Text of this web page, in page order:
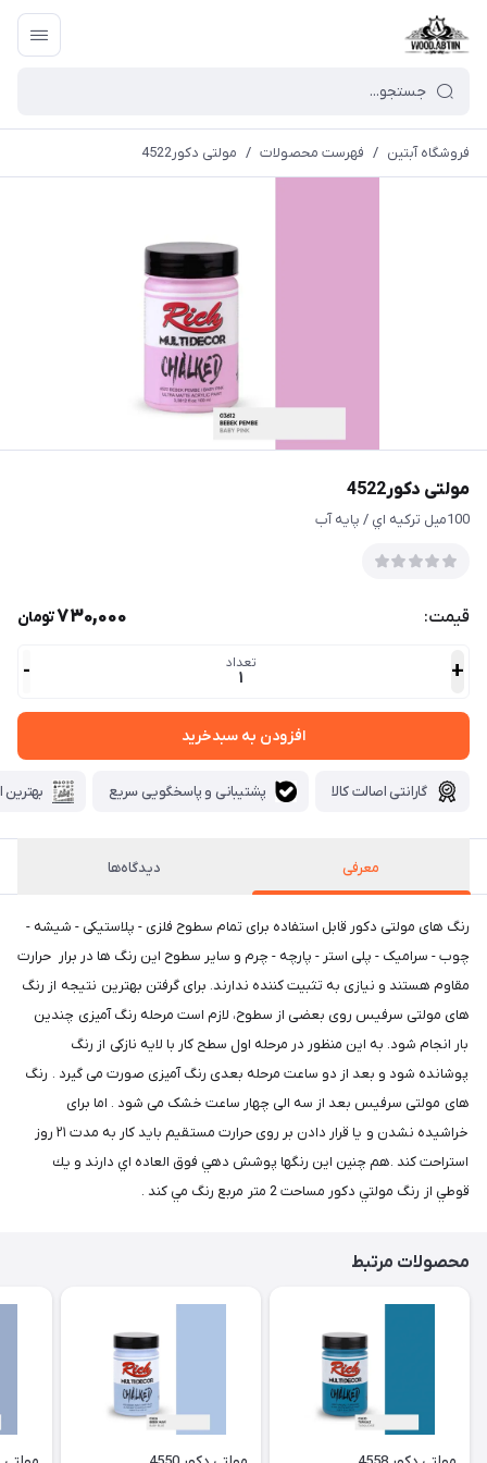
فروشگاه آبتین / فهرست محصولات / مولتی دکور4522
مولتی دکور4522
100ميل تركيه اي / پايه آب
قیمت: 730,000تومان
+ تعداد
1
-
افزودن به سبدخرید
گارانتی اصالت کالا پشتیبانی و پاسخگویی سریع بهترین
معرفی دیدگاه‌ها
رنگ های مولتی دكور قابل استفاده برای تمام سطوح فلزی - پلاستیکی - شیشه -
چوب - سرامیک - پلی استر - پارچه - چرم و سایر سطوح این رنگ ها در برار حرارت
مقاوم هستند و نیازی به تثبیت کننده ندارند. برای گرفتن بهترین نتیجه از رنگ
های مولتی سرفیس روی بعضی از سطوح، لازم است مرحله رنگ آمیزی چندین
بار انجام شود. به این منظور در مرحله اول سطح کار با لایه نازکی از رنگ
پوشانده شود و بعد از دو ساعت مرحله بعدی رنگ آمیزی صورت می گیرد . رنگ
های مولتی سرفیس بعد از سه الی چهار ساعت خشک می شود . اما برای
خراشیده نشدن و یا قرار دادن بر روی حرارت مستقیم باید کار به مدت ۲۱ روز
استراحت کند .هم چنين اين رنگها پوشش دهي فوق العاده اي دارند و يك
قوطي از رنگ مولتي دكور مساحت 2 متر مربع رنگ مي كند .
محصولات مرتبط